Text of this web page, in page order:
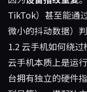
TikTok）甚至能通
微小的抖动数据）
1.2 云手机如何绕过
云手机本质上是运
台拥有独立的硬件